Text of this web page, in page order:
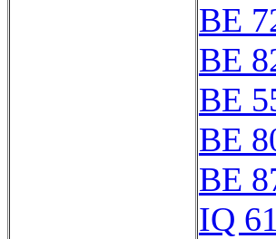
BE
BE
BE
BE
BE
IQ